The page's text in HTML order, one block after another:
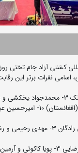
و 29 خردادماه در سالن ورزشی فجر شهر کرمان
نفرات برتر این